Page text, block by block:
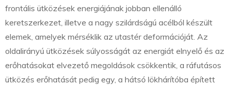
frontális ütközések energiájának jobban ellenálló
keretszerkezet, illetve a nagy szilárdságú acélból készült
elemek, amelyek mérséklik az utastér deformációját. Az
oldalirányú ütközések súlyosságát az energiát elnyelő és az
erőhatásokat elvezető megoldások csökkentik, a ráfutásos
ütközés erőhatását pedig egy, a hátsó lökhárítóba épített